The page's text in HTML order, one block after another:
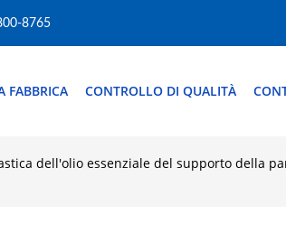
8765
FABBRICA CONTROLLO DI QUALITÀ
dell'olio essenziale del supporto della